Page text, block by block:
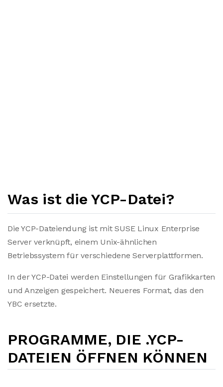
Was ist die YCP-Datei?
Die YCP-Dateiendung ist mit SUSE Linux Enterprise
Server verknüpft, einem Unix-ähnlichen
Betriebssystem für verschiedene Serverplattformen.
In der YCP-Datei werden Einstellungen für Grafikkarten
und Anzeigen gespeichert. Neueres Format, das den
YBC ersetzte.
PROGRAMME, DIE .YCP-
DATEIEN ÖFFNEN KÖNNEN